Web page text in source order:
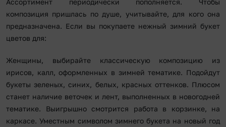
Ассортимент периодически пополняется. Чтобы
композиция пришлась по душе, учитывайте, для кого она
предназначена. Если вы покупаете нежный зимний букет
цветов для:
Женщины, выбирайте классическую композицию из
ирисов, калл, оформленных в зимней тематике. Подойдут
букеты зеленых, синих, белых, красных оттенков. Плюсом
станет наличие веточек и лент, выполненных в новогодней
тематике. Выигрышно смотрится работа в корзинке, на
каркасе. Уместным символом зимнего букета на новый год